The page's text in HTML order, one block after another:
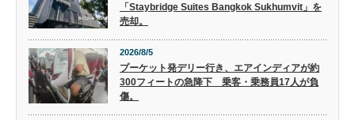
「Staybridge Suites Bangkok Sukhumvit」を
売却。
2026/8/5
プーケット発デリー行き、エアインディアが約
300フィートの急降下 乗客・乗務員17人が負
傷。